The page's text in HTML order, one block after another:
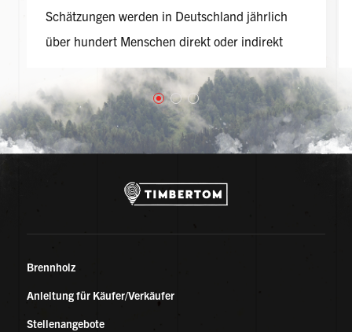
Schätzungen werden in Deutschland jährlich
über hundert Menschen direkt oder indirekt
vom Blitz getroffen.
Brennholz
Anleitung für Käufer/Verkäufer
Stellenangebote